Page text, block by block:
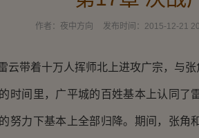
作者： 夜中方向 发布时间： 2015-12-21
带着十万人挥师北上进攻广宗，与张
间里，广平城的百姓基本上认同了
努力下基本上全部归降。期间，张角